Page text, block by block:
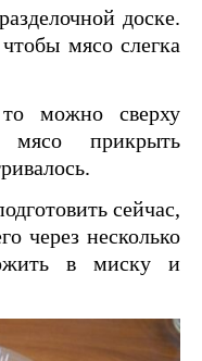
доске.
мясо слегка
можно сверху
мясо прикрыть
сейчас,
через несколько
в миску и